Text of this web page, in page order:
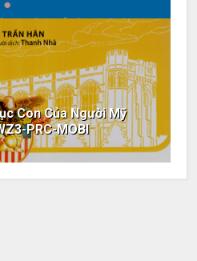
Con Của Người Mỹ
PRC-MOBI